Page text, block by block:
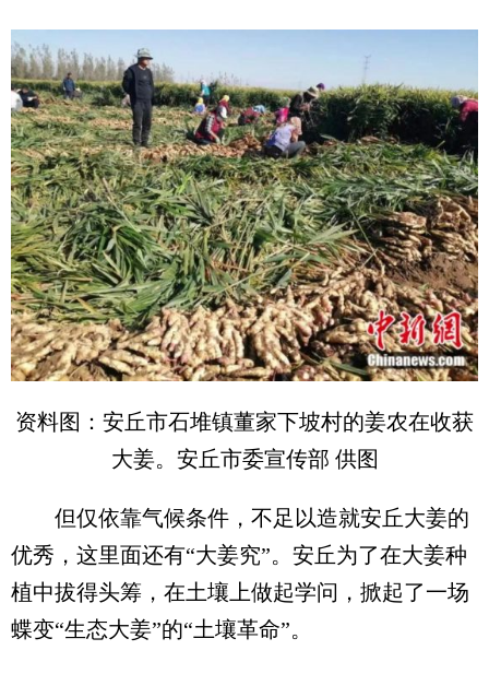
资料图：安丘市石堆镇董家下坡村的姜农在收获
大姜。安丘市委宣传部 供图
但仅依靠气候条件，不足以造就安丘大姜的
优秀，这里面还有“大姜究”。安丘为了在大姜种
植中拔得头筹，在土壤上做起学问，掀起了一场
蝶变“生态大姜”的“土壤革命”。